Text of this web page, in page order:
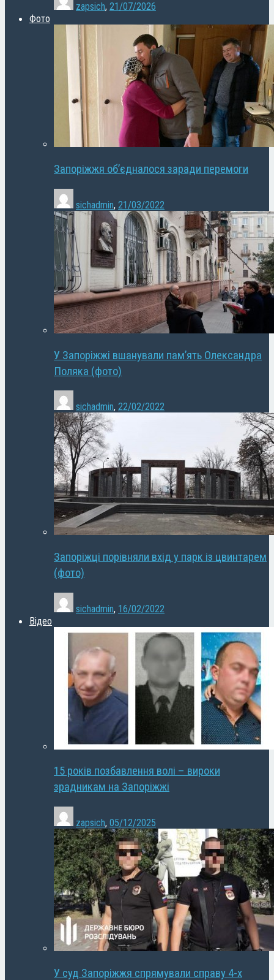
zapsich, 21/07/2026
Фото
Запоріжжя об’єдналося заради перемоги
sichadmin, 21/03/2022
У Запоріжжі вшанували пам’ять Олександра
Поляка (фото)
sichadmin, 22/02/2022
Запоріжці порівняли вхід у парк із цвинтарем
(фото)
sichadmin, 16/02/2022
Відео
15 років позбавлення волі – вироки
зрадникам на Запоріжжі
zapsich, 05/12/2025
У суд Запоріжжя спрямували справу 4-х